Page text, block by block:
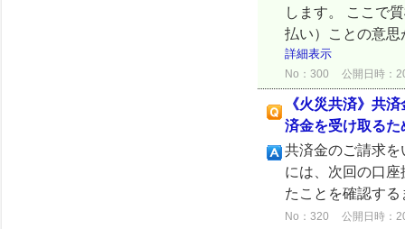
します。 ここで
払い）ことの意
詳細表示
No：300 公開日時：
《火災共済》共
済金を受け取る
共済金のご請求
には、次回の口
たことを確認す
No：320 公開日時：